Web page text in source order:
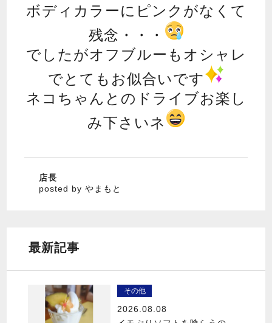
ボディカラーにピンクがなくて
残念・・・
でしたがオフブルーもオシャレ
でとてもお似合いです
ネコちゃんとのドライブお楽し
み下さいネ
店長
posted by やまもと
最新記事
その他
2026.08.08